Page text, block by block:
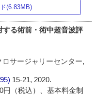
(6.83MB)
する術前・術中超音波評
サージャリーセンター,
15-21, 2020.
（税込）、基本料金制